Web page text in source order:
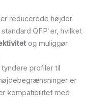
reducerede højder
QFP'er, hvilket
og muliggør
profiler til
er
kompatibilitet med